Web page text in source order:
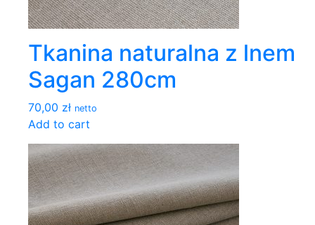
Tkanina naturalna z lnem
Sagan 280cm
70,00 zł netto
Add to cart